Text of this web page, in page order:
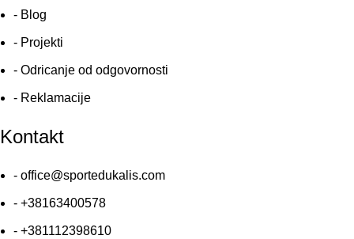
- Blog
- Projekti
- Odricanje od odgovornosti
- Reklamacije
Kontakt
- office@sportedukalis.com
- +38163400578
- +381112398610